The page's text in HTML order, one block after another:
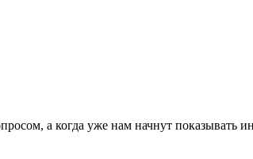
а когда уже нам начнут показывать